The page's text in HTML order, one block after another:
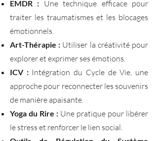
EMDR : Une technique efficace pour
traiter les traumatismes et les blocages
émotionnels.
Art-Thérapie : Utiliser la créativité pour
explorer et exprimer ses émotions.
ICV : Intégration du Cycle de Vie, une
approche pour reconnecter les souvenirs
de manière apaisante.
Yoga du Rire : Une pratique pour libérer
le stress et renforcer le lien social.